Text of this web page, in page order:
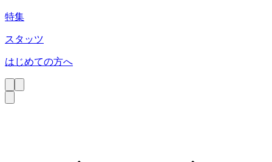
特集
スタッツ
はじめての方へ